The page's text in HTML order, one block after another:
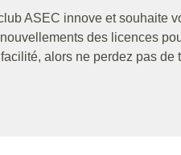
ASEC innove et souhaite
des licences
alors ne perdez pas de